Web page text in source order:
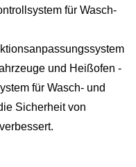
für Wasch-
und Heißofen -
für Wasch- und
Sicherheit von